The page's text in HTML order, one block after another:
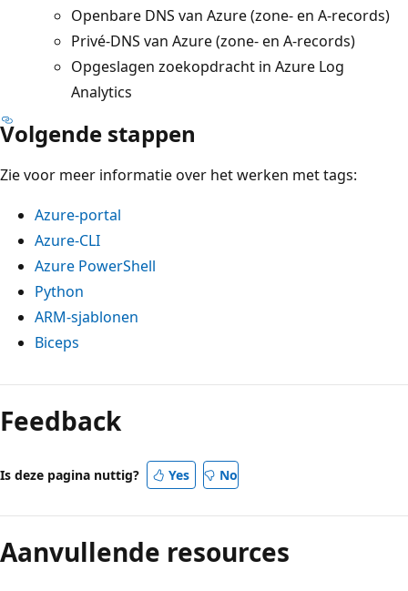
Openbare DNS van Azure (zone- en A-records)
Privé-DNS van Azure (zone- en A-records)
Opgeslagen zoekopdracht in Azure Log
Analytics
Volgende stappen
Zie voor meer informatie over het werken met tags:
Azure-portal
Azure-CLI
Azure PowerShell
Python
ARM-sjablonen
Biceps
Feedback
Is deze pagina nuttig? Yes No
Aanvullende resources